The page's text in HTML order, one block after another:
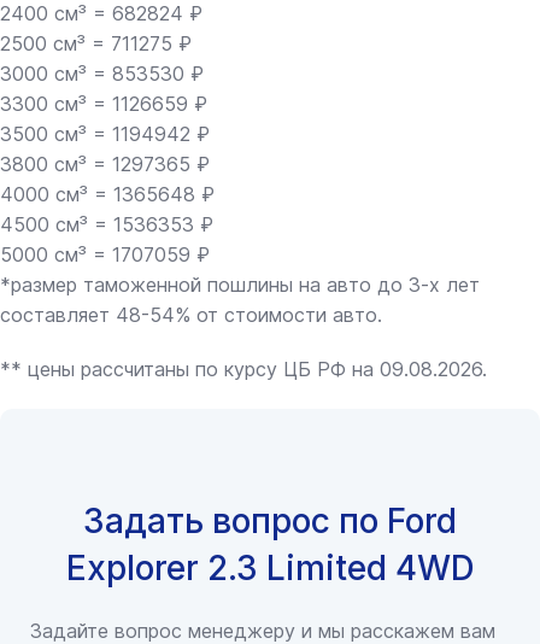
2400 см³ = 682824 ₽
2500 см³ = 711275 ₽
3000 см³ = 853530 ₽
3300 см³ = 1126659 ₽
3500 см³ = 1194942 ₽
3800 см³ = 1297365 ₽
4000 см³ = 1365648 ₽
4500 см³ = 1536353 ₽
5000 см³ = 1707059 ₽
*размер таможенной пошлины на авто до 3-х лет
составляет 48-54% от стоимости авто.
** цены рассчитаны по курсу ЦБ РФ на 09.08.2026.
Задать вопрос по Ford
Explorer 2.3 Limited 4WD
Задайте вопрос менеджеру и мы расскажем вам